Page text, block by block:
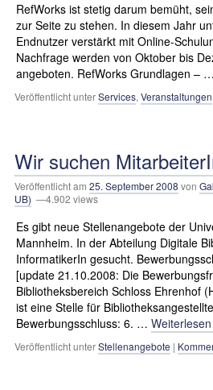
RefWorks ist stetig darum bemüht,
zur Seite zu stehen. In diesem Jahr
Endnutzer verstärkt mit Online-
Nachfrage werden von Oktober bis
angeboten. RefWorks Grundlagen – …
Veröffentlicht unterServices, Veranstaltungen
Wir suchen
Veröffentlicht am 25. September 2008 von
UB) —4.902 views
Es gibt neue Stellenangebote der
Mannheim. In der Abteilung Digitale
InformatikerIn gesucht.
[update 21.10.2008: Die
Bibliotheksbereich Schloss Ehrenhof
ist eine Stelle für
Bewerbungsschluss: 6. … Weiterlesen
Veröffentlicht unterStellenangebote |